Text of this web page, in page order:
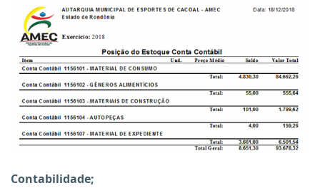
Contabilidade;